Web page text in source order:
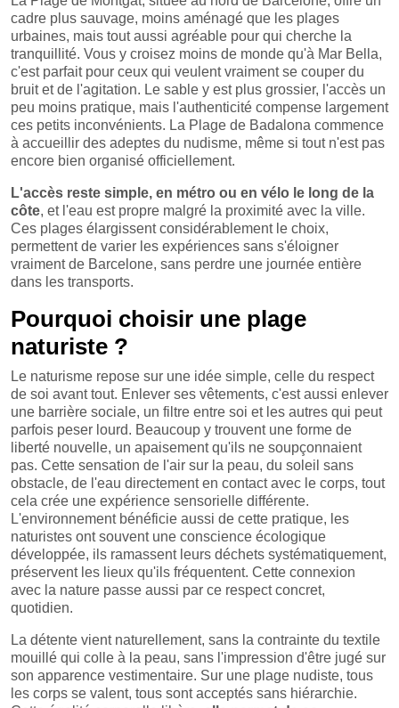
cadre plus sauvage, moins aménagé que les plages
urbaines, mais tout aussi agréable pour qui cherche la
tranquillité. Vous y croisez moins de monde qu'à Mar Bella,
c'est parfait pour ceux qui veulent vraiment se couper du
bruit et de l'agitation. Le sable y est plus grossier, l'accès un
peu moins pratique, mais l'authenticité compense largement
ces petits inconvénients. La Plage de Badalona commence
à accueillir des adeptes du nudisme, même si tout n'est pas
encore bien organisé officiellement.
L'accès reste simple, en métro ou en vélo le long de la
côte, et l'eau est propre malgré la proximité avec la ville.
Ces plages élargissent considérablement le choix,
permettent de varier les expériences sans s'éloigner
vraiment de Barcelone, sans perdre une journée entière
dans les transports.
Pourquoi choisir une plage
naturiste ?
Le naturisme repose sur une idée simple, celle du respect
de soi avant tout. Enlever ses vêtements, c'est aussi enlever
une barrière sociale, un filtre entre soi et les autres qui peut
parfois peser lourd. Beaucoup y trouvent une forme de
liberté nouvelle, un apaisement qu'ils ne soupçonnaient
pas. Cette sensation de l'air sur la peau, du soleil sans
obstacle, de l'eau directement en contact avec le corps, tout
cela crée une expérience sensorielle différente.
L'environnement bénéficie aussi de cette pratique, les
naturistes ont souvent une conscience écologique
développée, ils ramassent leurs déchets systématiquement,
préservent les lieux qu'ils fréquentent. Cette connexion
avec la nature passe aussi par ce respect concret,
quotidien.
La détente vient naturellement, sans la contrainte du textile
mouillé qui colle à la peau, sans l'impression d'être jugé sur
son apparence vestimentaire. Sur une plage nudiste, tous
les corps se valent, tous sont acceptés sans hiérarchie.